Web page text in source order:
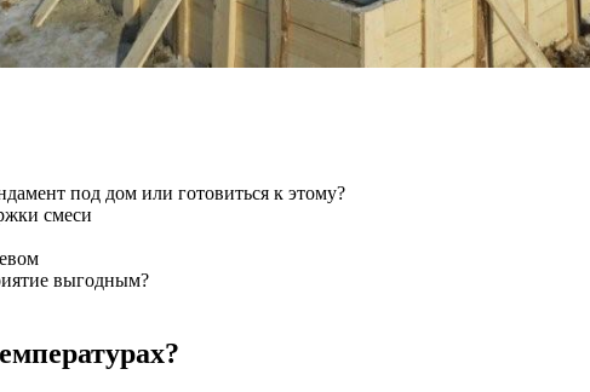
под дом или готовиться к этому?
смеси
выгодным?